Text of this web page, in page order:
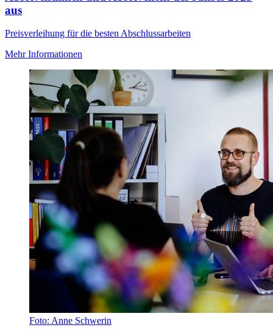
aus
Preisverleihung für die besten Abschlussarbeiten
Mehr Informationen
Foto: Anne Schwerin